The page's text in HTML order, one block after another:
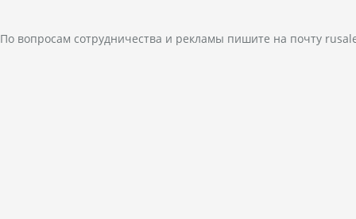
По вопросам сотрудничества и рекламы пишите на почту